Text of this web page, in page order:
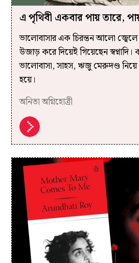
এ পৃথিবী একবার পায় তারে,
ভালোবাসার এক চিরন্তন আলো
উজাড় করে দিয়েই গিয়েছেন
ভালোবাসা, সাহস, ঋজু মেরুদণ্ড নিয়ে
হয়ে।
অনিতা অগ্নিহোত্রী